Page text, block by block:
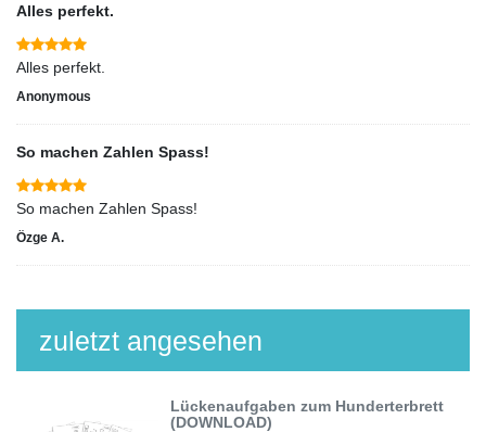
Alles perfekt.
Alles perfekt.
Anonymous
So machen Zahlen Spass!
So machen Zahlen Spass!
Özge A.
zuletzt angesehen
Lückenaufgaben zum Hunderterbrett
(DOWNLOAD)